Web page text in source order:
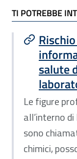
TI
TI POTREBBE
salute
Le figure
all’interno
sono
chimici,